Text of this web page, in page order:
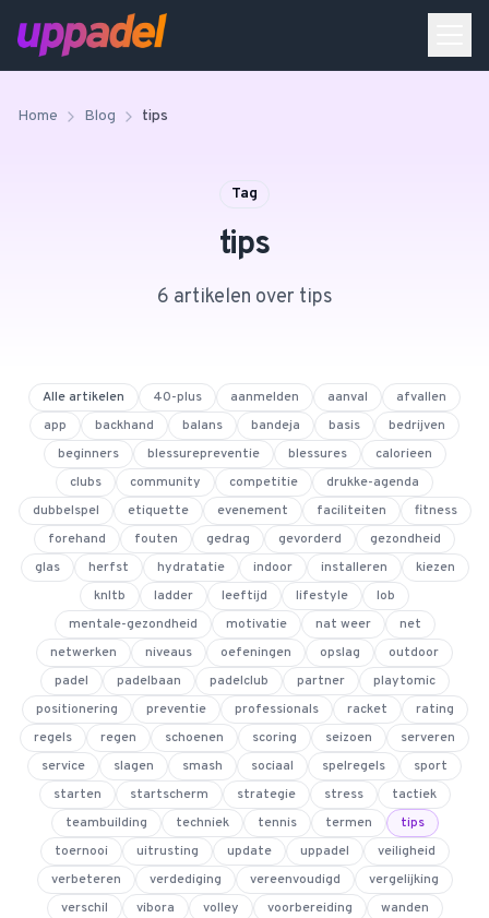
4.9van 128 reviews
Home Blog tips
Tag
tips
6 artikelen over tips
Alle artikelen 40-plus aanmelden aanval
afvallen
app
backhand balans bandeja basis
bedrijven
beginners
blessurepreventie blessures
calorieen
clubs
community competitie
drukke-agenda
dubbelspel
etiquette evenement faciliteiten
fitness
forehand
fouten gedrag gevorderd
gezondheid
glas
herfst hydratatie indoor installeren
kiezen
knltb
ladder leeftijd lifestyle
lob
mentale-gezondheid
motivatie nat weer
net
netwerken
niveaus oefeningen opslag
outdoor
padel
padelbaan padelclub partner
playtomic
positionering
preventie professionals racket
rating
regels
regen schoenen scoring seizoen
serveren
service
slagen smash sociaal spelregels
sport
starten
startscherm strategie stress
tactiek
teambuilding
techniek tennis termen
tips
toernooi
uitrusting update uppadel
veiligheid
verbeteren
verdediging vereenvoudigd
vergelijking
verschil
vibora volley voorbereiding
wanden